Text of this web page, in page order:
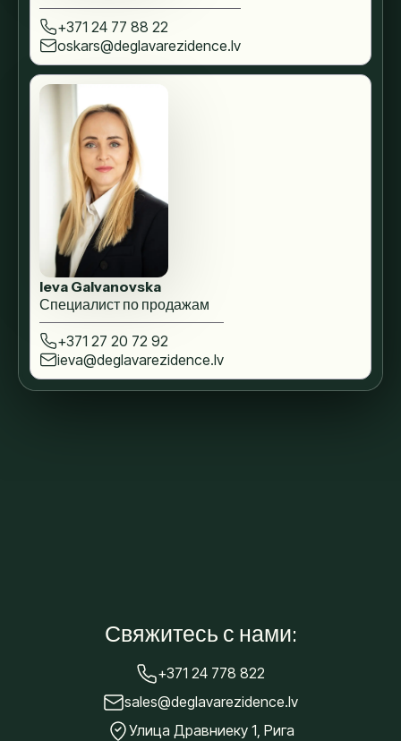
+371 24 77 88 22
oskars@deglavarezidence.lv
Ieva Galvanovska
Специалист по продажам
+371 27 20 72 92
ieva@deglavarezidence.lv
Свяжитесь с нами:
+371 24 778 822
sales@deglavarezidence.lv
Улица Дравниеку 1, Рига